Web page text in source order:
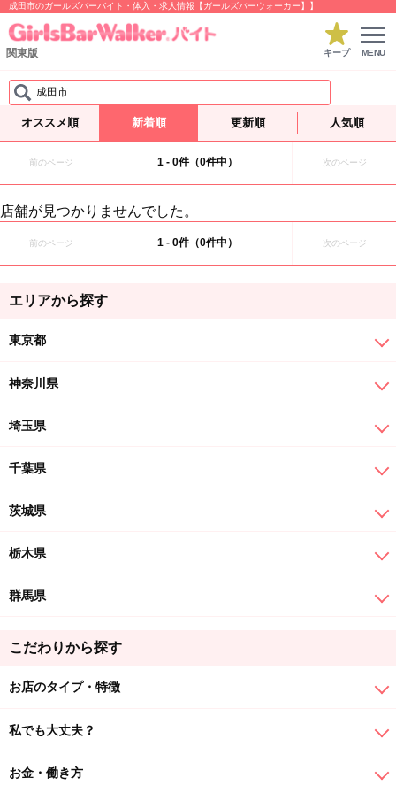
成田市のガールズバーバイト・体入・求人情報【ガールズバーウォーカー】】
関東版 キープ MENU
成田市
オススメ順 新着順 更新順 人気順
前のページ 1 - 0件（0件中） 次のページ
店舗が見つかりませんでした。
前のページ 1 - 0件（0件中） 次のページ
エリアから探す
東京都
神奈川県
埼玉県
千葉県
茨城県
栃木県
群馬県
こだわりから探す
お店のタイプ・特徴
私でも大丈夫？
お金・働き方